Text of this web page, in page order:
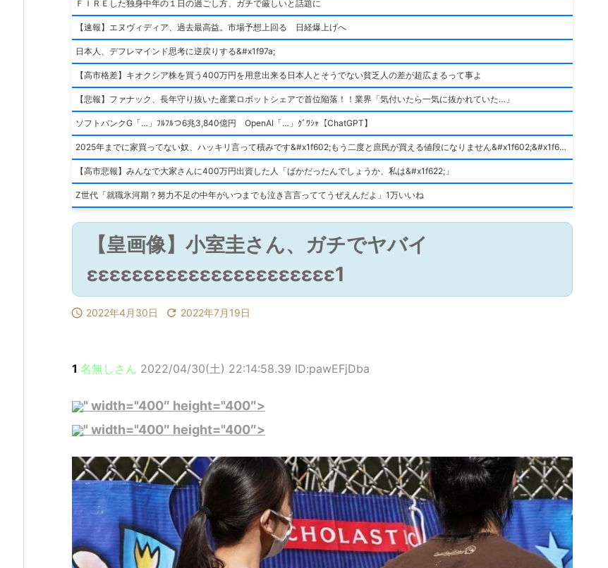
ＦＩＲＥした独身中年の１日の過ごし方、ガチで厳しいと話題に
【速報】エヌヴィディア、過去最高益。市場予想上回る 日経爆上げへ
日本人、デフレマインド思考に逆戻りする&#x1f97a;
【高市格差】キオクシア株を買う400万円を用意出来る日本人とそうでない貧乏人の差が超広まるって事よ
【悲報】ファナック、長年守り抜いた産業ロボットシェアで首位陥落！！業界「気付いたら一気に抜かれていた…」
ソフトバンクG「…」ﾌﾙﾌﾙつ6兆3,840億円 OpenAI「…」ｸﾞﾜｼｬ【ChatGPT】
2025年までに家買ってない奴、ハッキリ言って積みです&#x1f602;もう二度と庶民が買える値段になりません&#x1f602;&#x1f602;&#x1f602;
【高市悲報】みんなで大家さんに400万円出資した人「ばかだったんでしょうか、私は&#x1f622;」
Z世代「就職氷河期？努力不足の中年がいつまでも泣き言言っててうぜえんだよ」1万いいね
【皇画像】小室圭さん、ガチでヤバイ
εεεεεεεεεεεεεεεεεεεεεε1
 2022年4月30日  2022年7月19日
1 名無しさん 2022/04/30(土) 22:14:58.39 ID:pawEFjDba
" width="400″ height="400″>
" width="400″ height="400″>